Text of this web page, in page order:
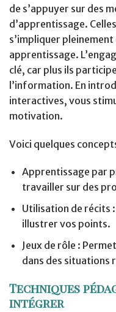
de s’appuyer sur des
d’apprentissage.
s’impliquer
apprentissage.
clé, car plus ils
l’information. En
interactives, vous
motivation.
Voici quelques
Apprentissage par
travailler sur des
Utilisation de récits
illustrer vos points.
Jeux de rôle :
dans des situations
Techniques
intégrer